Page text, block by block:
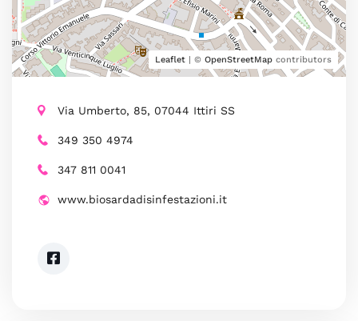
Leaflet | © OpenStreetMap contributors
Via Umberto, 85, 07044 Ittiri SS
349 350 4974
347 811 0041
www.biosardadisinfestazioni.it